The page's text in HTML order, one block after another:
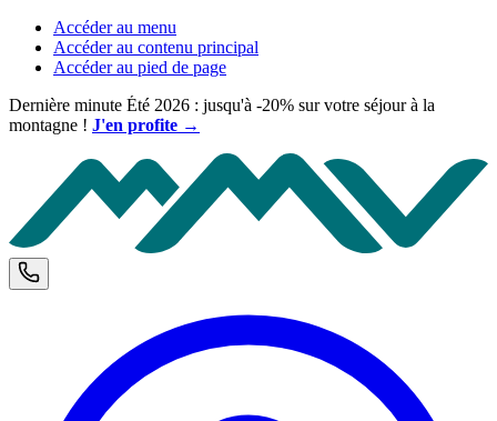
Accéder au menu
Accéder au contenu principal
Accéder au pied de page
Dernière minute Été 2026 : jusqu'à -20% sur votre séjour à la
montagne ! J'en profite →
Téléphone et horaires d'ouverture